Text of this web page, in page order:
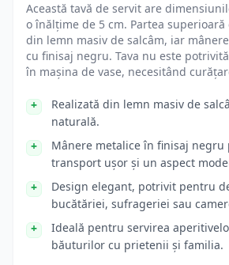
Această tavă de servit are
o înălțime de 5 cm. Partea
din lemn masiv de salcâm, iar
cu finisaj negru. Tava nu este
în mașina de vase, necesitând
Realizată din lemn masiv de
naturală.
Mânere metalice în finisaj negru
transport ușor și un aspect
Design elegant, potrivit pentru
bucătăriei, sufrageriei sau
Ideală pentru servirea
băuturilor cu prietenii și familia.